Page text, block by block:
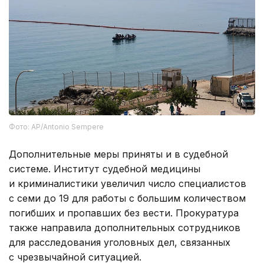
Фото: AP/Antonio Sempere
Дополнительные меры приняты и в судебной
системе. Институт судебной медицины
и криминалистики увеличил число специалистов
с семи до 19 для работы с большим количеством
погибших и пропавших без вести. Прокуратура
также направила дополнительных сотрудников
для расследования уголовных дел, связанных
с чрезвычайной ситуацией.